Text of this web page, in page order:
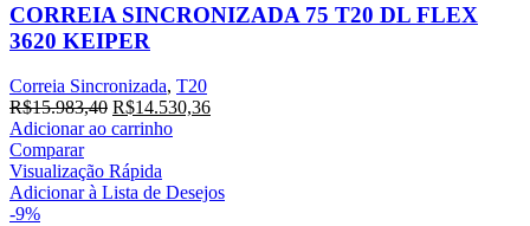
CORREIA SINCRONIZADA 75 T20 DL FLEX
3620 KEIPER
Correia Sincronizada, T20
R$15.983,40 O
preço
era:
R$15.983,40.
R$14.530,36O
R$14.530,36.
Adicionar ao carrinho
Comparar
Visualização Rápida
Adicionar à Lista de Desejos
-9%